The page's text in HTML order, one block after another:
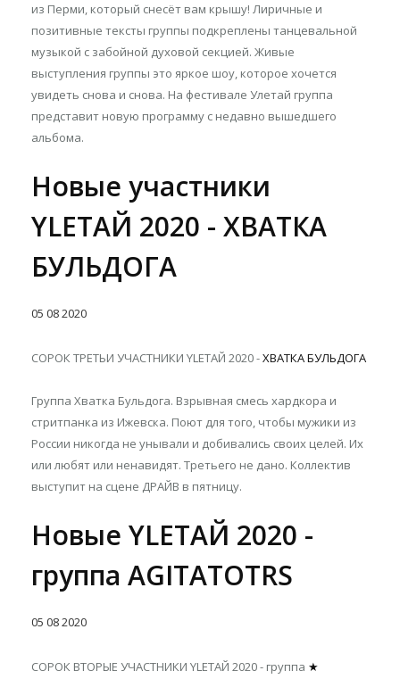
из Перми, который снесёт вам крышу! Лиричные и
позитивные тексты группы подкреплены танцевальной
музыкой с забойной духовой секцией. Живые
выступления группы это яркое шоу, которое хочется
увидеть снова и снова. На фестивале Улетай группа
представит новую программу с недавно вышедшего
альбома.
Новые участники
YLETAЙ 2020 - ХВАТКА
БУЛЬДОГА
05 082020
СОРОК ТРЕТЬИ УЧАСТНИКИ YLETAЙ 2020 -ХВАТКА БУЛЬДОГА
Группа Хватка Бульдога. Взрывная смесь хардкора и
стритпанка из Ижевска. Поют для того, чтобы мужики из
России никогда не унывали и добивались своих целей. Их
или любят или ненавидят. Третьего не дано. Коллектив
выступит на сцене ДРАЙВ в пятницу.
Новые YLETAЙ 2020 -
группа AGITATOTRS
05 082020
СОРОК ВТОРЫЕ УЧАСТНИКИ YLETAЙ 2020 - группа ★